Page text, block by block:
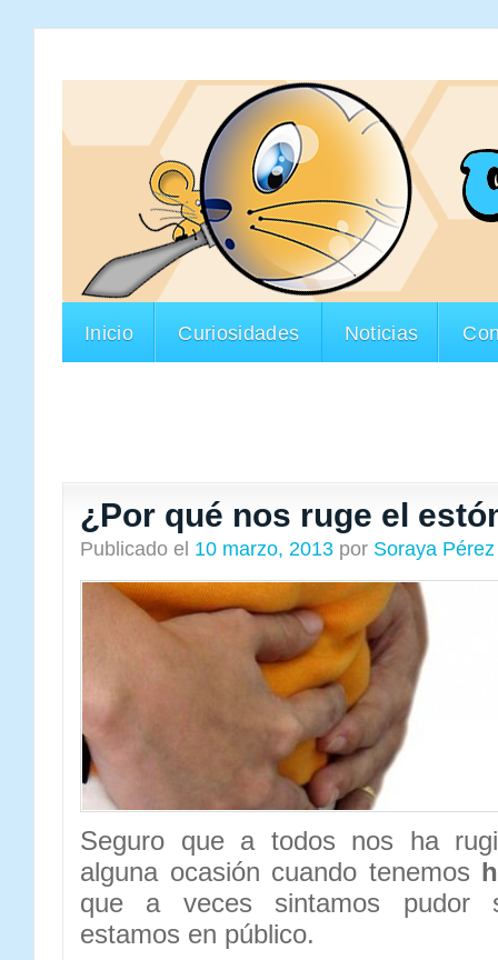
Inicio Curiosidades Noticias
¿Por qué nos ruge el
Publicado el 10 marzo, 2013 por Soraya Pérez
Seguro que a todos nos ha
alguna ocasión cuando tenemos
que a veces sintamos pudor
estamos en público.